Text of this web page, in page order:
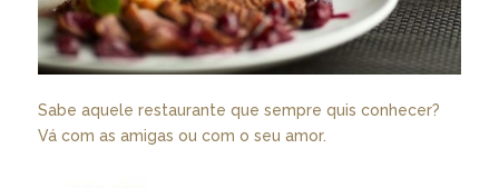
Sabe aquele restaurante que sempre quis conhecer?
Vá com as amigas ou com o seu amor.